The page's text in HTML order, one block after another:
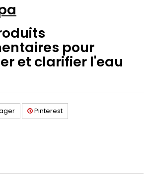
pour
et clarifier l'eau
Pinterest